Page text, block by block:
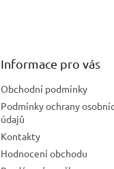
Informace pro vás
Obchodní podmínky
Podmínky ochrany
údajů
Kontakty
Hodnocení obchodu